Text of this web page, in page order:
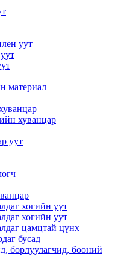
уут
материал
хуванцар
уут
хогийн уут
хогийн уут
цамцтай цүнх
бусад
борлуулагчид, бөөний